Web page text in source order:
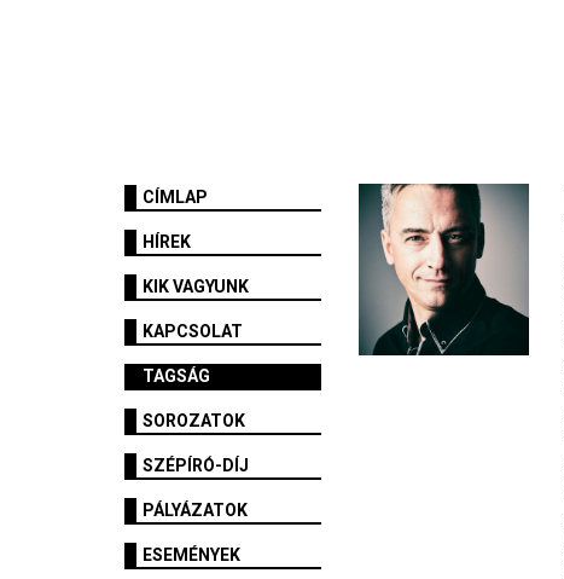
CÍMLAP
HÍREK
KIK VAGYUNK
KAPCSOLAT
TAGSÁG
SOROZATOK
SZÉPÍRÓ-DÍJ
PÁLYÁZATOK
ESEMÉNYEK